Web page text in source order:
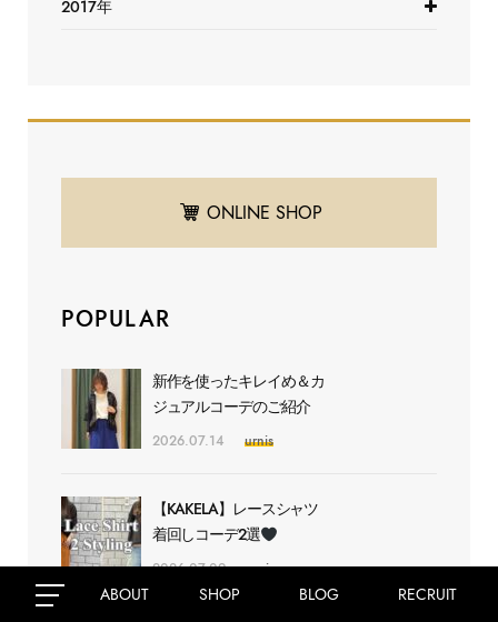
ABOUT SHOP BLOG RECRUIT
2017年
ONLINE SHOP
POPULAR
新作を使ったキレイめ＆カ
ジュアルコーデのご紹介
2026.07.14 urnis
【KAKELA】レースシャツ
着回しコーデ2選
2026.07.09 urnis